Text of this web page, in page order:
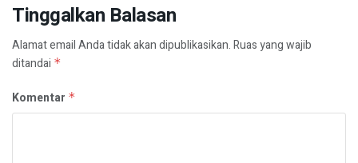
Tinggalkan Balasan
Alamat email Anda tidak akan dipublikasikan.Ruas yang wajib
ditandai *
Komentar *